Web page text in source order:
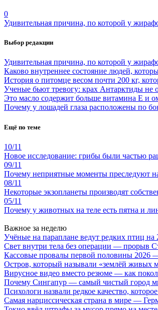
0
Удивительная причина, по которой у
Выбор редакции
Удивительная причина, по которой у
Каково внутреннее состояние людей,
История о питомце весом почти 200 кг,
Ученые бьют тревогу: крах Антарктиды не
Это масло содержит больше витамина Е и
Почему у лошадей глаза расположены по
Ещё по теме
10/11
Новое исследование: грибы были частью
09/11
Почему неприятные моменты преследуют
08/11
Некоторые экзопланеты производят
05/11
Почему у животных на теле есть пятна и
Важное за неделю
Учёные на параплане ведут редких птиц на
Свет внутри тела без операции — прорыв
Кассовые провалы первой половины 2026
Остров, который называли «землёй живых
Вирусное видео вместо резюме — как
Почему Сингапур — самый чистый город
Психологи назвали редкое качество,
Самая нарциссическая страна в мире —